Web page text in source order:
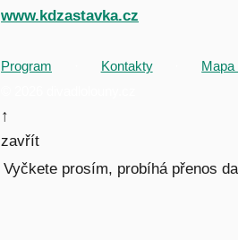
www.kdzastavka.cz
Program Kontakty·
↑
zavřít
Vyčkete prosím, probíhá přenos